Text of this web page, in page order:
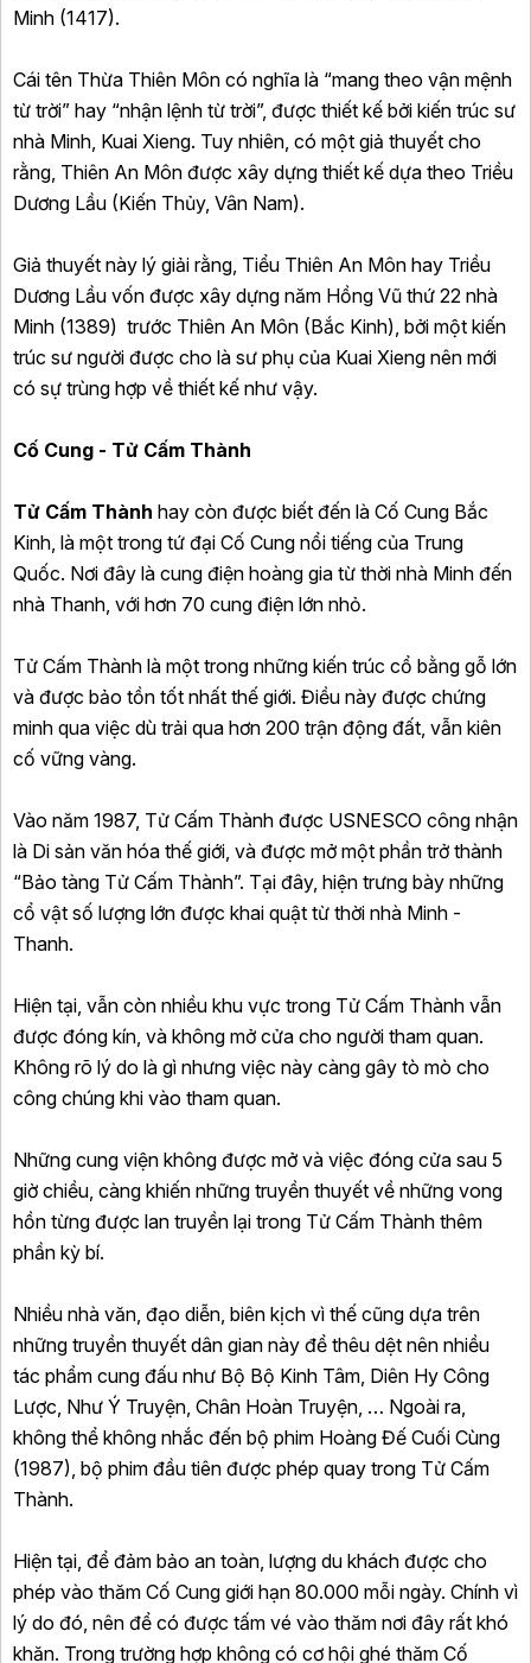
Minh (1417).
Cái tên Thừa Thiên Môn có nghĩa là “mang theo vận mệnh
từ trời” hay “nhận lệnh từ trời”, được thiết kế bởi kiến trúc sư
nhà Minh, Kuai Xieng. Tuy nhiên, có một giả thuyết cho
rằng, Thiên An Môn được xây dựng thiết kế dựa theo Triều
Dương Lầu (Kiến Thủy, Vân Nam).
Giả thuyết này lý giải rằng, Tiểu Thiên An Môn hay Triều
Dương Lầu vốn được xây dựng năm Hồng Vũ thứ 22 nhà
Minh (1389) trước Thiên An Môn (Bắc Kinh), bởi một kiến
trúc sư người được cho là sư phụ của Kuai Xieng nên mới
có sự trùng hợp về thiết kế như vậy.
Cố Cung - Tử Cấm Thành
Tử Cấm Thành hay còn được biết đến là Cố Cung Bắc
Kinh, là một trong tứ đại Cố Cung nổi tiếng của Trung
Quốc. Nơi đây là cung điện hoàng gia từ thời nhà Minh đến
nhà Thanh, với hơn 70 cung điện lớn nhỏ.
Tử Cấm Thành là một trong những kiến trúc cổ bằng gỗ lớn
và được bảo tồn tốt nhất thế giới. Điều này được chứng
minh qua việc dù trải qua hơn 200 trận động đất, vẫn kiên
cố vững vàng.
Vào năm 1987, Tử Cấm Thành được USNESCO công nhận
là Di sản văn hóa thế giới, và được mở một phần trở thành
“Bảo tàng Tử Cấm Thành”. Tại đây, hiện trưng bày những
cổ vật số lượng lớn được khai quật từ thời nhà Minh -
Thanh.
Hiện tại, vẫn còn nhiều khu vực trong Tử Cấm Thành vẫn
được đóng kín, và không mở cửa cho người tham quan.
Không rõ lý do là gì nhưng việc này càng gây tò mò cho
công chúng khi vào tham quan.
Những cung viện không được mở và việc đóng cửa sau 5
giờ chiều, càng khiến những truyền thuyết về những vong
hồn từng được lan truyền lại trong Tử Cấm Thành thêm
phần kỳ bí.
Nhiều nhà văn, đạo diễn, biên kịch vì thế cũng dựa trên
những truyền thuyết dân gian này để thêu dệt nên nhiều
tác phẩm cung đấu như Bộ Bộ Kinh Tâm, Diên Hy Công
Lược, Như Ý Truyện, Chân Hoàn Truyện, … Ngoài ra,
không thể không nhắc đến bộ phim Hoàng Đế Cuối Cùng
(1987), bộ phim đầu tiên được phép quay trong Tử Cấm
Thành.
Hiện tại, để đảm bảo an toàn, lượng du khách được cho
phép vào thăm Cố Cung giới hạn 80.000 mỗi ngày. Chính vì
lý do đó, nên để có được tấm vé vào thăm nơi đây rất khó
khăn. Trong trường hợp không có cơ hội ghé thăm Cố